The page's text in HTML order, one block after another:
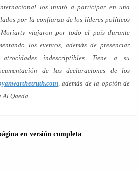
los invitó a participar en una
por la confianza de los líderes políticos
viajaron por todo el país durante
los eventos, además de presenciar
atrocidades indescriptibles. Tiene a su
de las declaraciones de los
, además de la opción de
Al Qaeda.
en versión completa